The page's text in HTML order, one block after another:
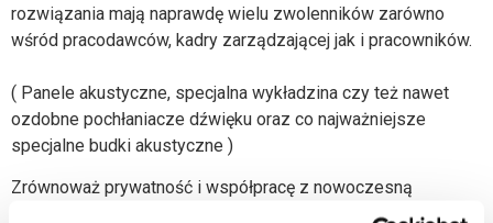
rozwiązania mają naprawdę wielu zwolenników zarówno
wśród pracodawców, kadry zarządzającej jak i pracowników.
( Panele akustyczne, specjalna wykładzina czy też nawet
ozdobne pochłaniacze dźwięku oraz co najważniejsze
specjalne budki akustyczne )
Zrównoważ prywatność i współpracę z nowoczesną
koncepcją biura z Consido. Mogą pomóc Ci w stworzeniu